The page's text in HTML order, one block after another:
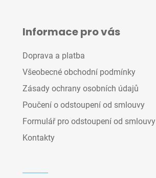
Informace pro vás
Doprava a platba
Všeobecné obchodní podmínky
Zásady ochrany osobních údajů
Poučení o odstoupení od smlouvy
Formulář pro odstoupení od smlouvy
Kontakty